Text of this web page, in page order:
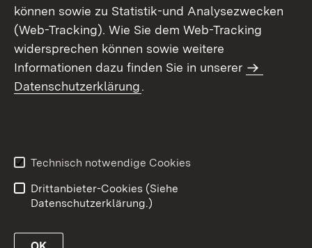
können sowie zu Statistik-und Analysezwecken
(Web-Tracking). Wie Sie dem Web-Tracking
widersprechen können sowie weitere
Informationen dazu finden Sie in unserer
Datenschutzerklärung.
Technisch notwendige Cookies
Drittanbieter-Cookies (Siehe
Datenschutzerklärung.)